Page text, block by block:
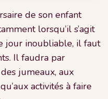
de son enfant
lorsqu’il s’agit
jour inoubliable, il faut
Il faudra par
jumeaux, aux
activités à faire